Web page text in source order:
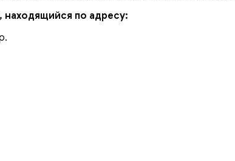
находящийся по адресу: